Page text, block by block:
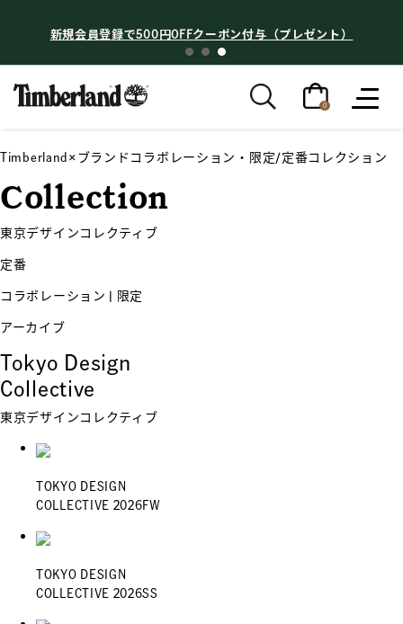
新規会員登録で500円OFFクーポン付与（プレゼント）
0
Timberland×ブランドコラボレーション・限定/定番コレクション
Collection
東京デザインコレクティブ
定番
コラボレーション | 限定
アーカイブ
Tokyo Design
Collective
東京デザインコレクティブ
TOKYO DESIGN
COLLECTIVE 2026FW
TOKYO DESIGN
COLLECTIVE 2026SS